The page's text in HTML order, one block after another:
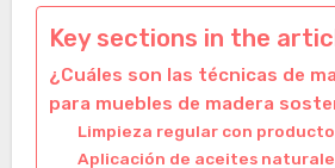
Key sections in the
¿Cuáles son las técnicas de
para muebles de madera
Limpieza regular con
Aplicación de aceites